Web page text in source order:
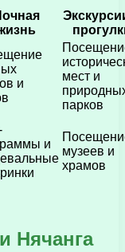
и
мест и
парков
и
музеев и
храмов
Нячанга